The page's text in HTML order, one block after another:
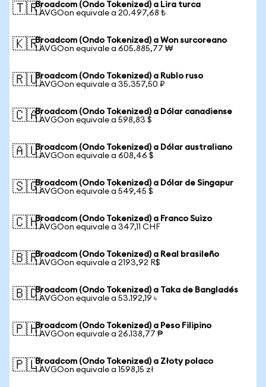
🇹🇷Broadcom (Ondo Tokenized) a Lira turca
1 AVGOon equivale a 20.497,68 ₺
🇰🇷Broadcom (Ondo Tokenized) a Won surcoreano
1 AVGOon equivale a 605.885,77 ₩
🇷🇺Broadcom (Ondo Tokenized) a Rublo ruso
1 AVGOon equivale a 35.357,50 ₽
🇨🇦Broadcom (Ondo Tokenized) a Dólar canadiense
1 AVGOon equivale a 598,83 $
🇦🇺Broadcom (Ondo Tokenized) a Dólar australiano
1 AVGOon equivale a 608,46 $
🇸🇬Broadcom (Ondo Tokenized) a Dólar de Singapur
1 AVGOon equivale a 549,45 $
🇨🇭Broadcom (Ondo Tokenized) a Franco Suizo
1 AVGOon equivale a 347,11 CHF
🇧🇷Broadcom (Ondo Tokenized) a Real brasileño
1 AVGOon equivale a 2193,92 R$
🇧🇩Broadcom (Ondo Tokenized) a Taka de Bangladés
1 AVGOon equivale a 53.192,19 ৳
🇵🇭Broadcom (Ondo Tokenized) a Peso Filipino
1 AVGOon equivale a 26.138,77 ₱
🇵🇱Broadcom (Ondo Tokenized) a Złoty polaco
1 AVGOon equivale a 1598,15 zł